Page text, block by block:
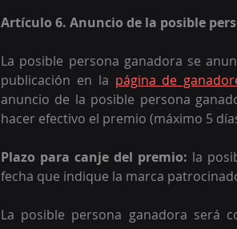
Artículo 6. Anuncio de la posible
La posible persona ganadora se
publicación en la página de
anuncio de la posible persona
hacer efectivo el premio (máximo 5
Plazo para canje del premio: la
fecha que indique la marca
La posible persona ganadora será